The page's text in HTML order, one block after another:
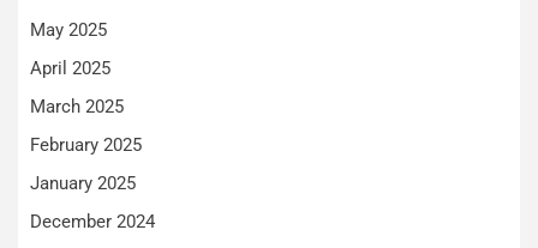
May 2025
April 2025
March 2025
February 2025
January 2025
December 2024